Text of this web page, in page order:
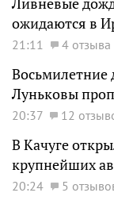
ожидаются в
21:11 4 отзыва
Луньковы
20:37 12
В Качуге
крупнейших
20:24
5